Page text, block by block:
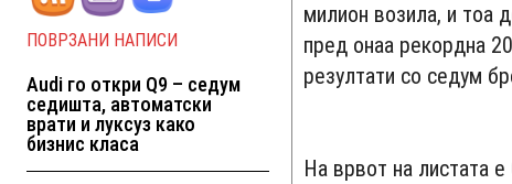
ПОВРЗАНИ НАПИСИ
Audi го откри Q9 – седум
седишта, автоматски
врати и луксуз како
бизнис класа
милион возила, и тоа
пред онаа рекордна
резултати со седум
На врвот на листата